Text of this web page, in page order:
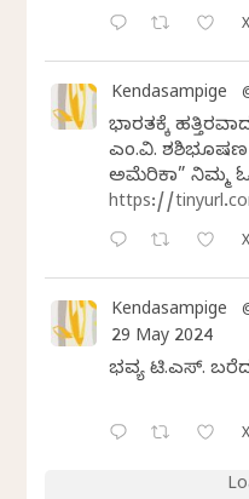
X
Kendasampige
ಭಾರತಕ್ಕೆ
ಎಂ.ವಿ. ಶಶಿಭೂಷಣ
ಅಮೆರಿಕಾ” ನಿಮ್ಮ
https://
X
Kendasampige
29 May 2024
ಭವ್ಯ ಟಿ.ಎಸ್.
X